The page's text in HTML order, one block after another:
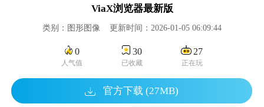
ViaX浏览器最新版
类别：图形图像 更新时间：2026-01-05 06:09:44
0
人气值
30
已收藏
27
正在玩
官方下载 (27MB)